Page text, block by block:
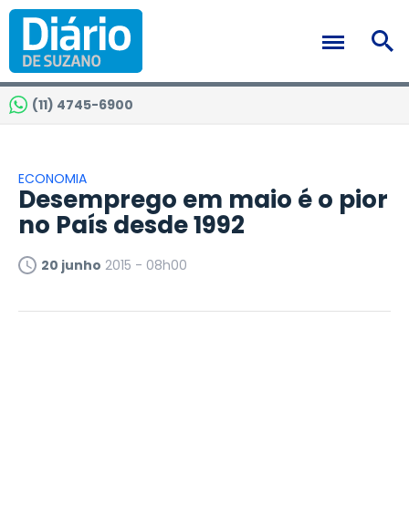
(11) 4745-6900
ECONOMIA
Desemprego em maio é o pior
no País desde 1992
20 junho 2015 - 08h00